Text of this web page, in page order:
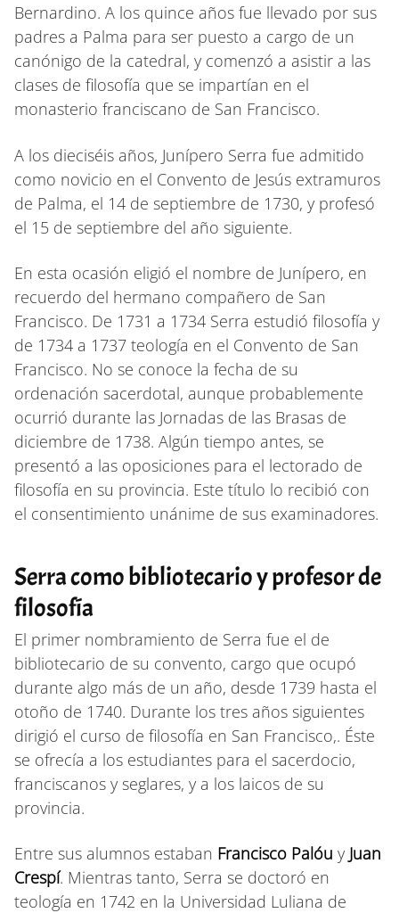
Bernardino. A los quince años fue llevado por sus
padres a Palma para ser puesto a cargo de un
canónigo de la catedral, y comenzó a asistir a las
clases de filosofía que se impartían en el
monasterio franciscano de San Francisco.
A los dieciséis años, Junípero Serra fue admitido
como novicio en el Convento de Jesús extramuros
de Palma, el 14 de septiembre de 1730, y profesó
el 15 de septiembre del año siguiente.
En esta ocasión eligió el nombre de Junípero, en
recuerdo del hermano compañero de San
Francisco. De 1731 a 1734 Serra estudió filosofía y
de 1734 a 1737 teología en el Convento de San
Francisco. No se conoce la fecha de su
ordenación sacerdotal, aunque probablemente
ocurrió durante las Jornadas de las Brasas de
diciembre de 1738. Algún tiempo antes, se
presentó a las oposiciones para el lectorado de
filosofía en su provincia. Este título lo recibió con
el consentimiento unánime de sus examinadores.
Serra como bibliotecario y profesor de
filosofía
El primer nombramiento de Serra fue el de
bibliotecario de su convento, cargo que ocupó
durante algo más de un año, desde 1739 hasta el
otoño de 1740. Durante los tres años siguientes
dirigió el curso de filosofía en San Francisco,. Éste
se ofrecía a los estudiantes para el sacerdocio,
franciscanos y seglares, y a los laicos de su
provincia.
Entre sus alumnos estaban Francisco Palóu y Juan
Crespí. Mientras tanto, Serra se doctoró en
teología en 1742 en la Universidad Luliana de